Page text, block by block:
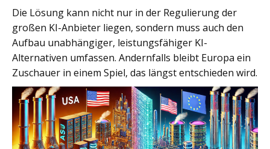
Die Lösung kann nicht nur in der Regulierung der
großen KI-Anbieter liegen, sondern muss auch den
Aufbau unabhängiger, leistungsfähiger KI-
Alternativen umfassen. Andernfalls bleibt Europa ein
Zuschauer in einem Spiel, das längst entschieden wird.